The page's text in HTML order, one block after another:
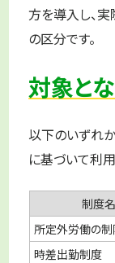
方を導入し、
の区分です。
対象と
以下のいずれ
に基づいて利
制度名
所定外労働の制
時差出勤制度